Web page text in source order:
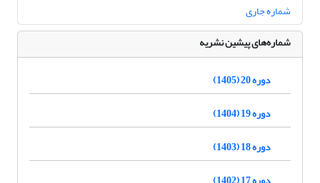
شماره جاری
شماره‌های پیشین نشریه
دوره 20 (1405)
دوره 19 (1404)
دوره 18 (1403)